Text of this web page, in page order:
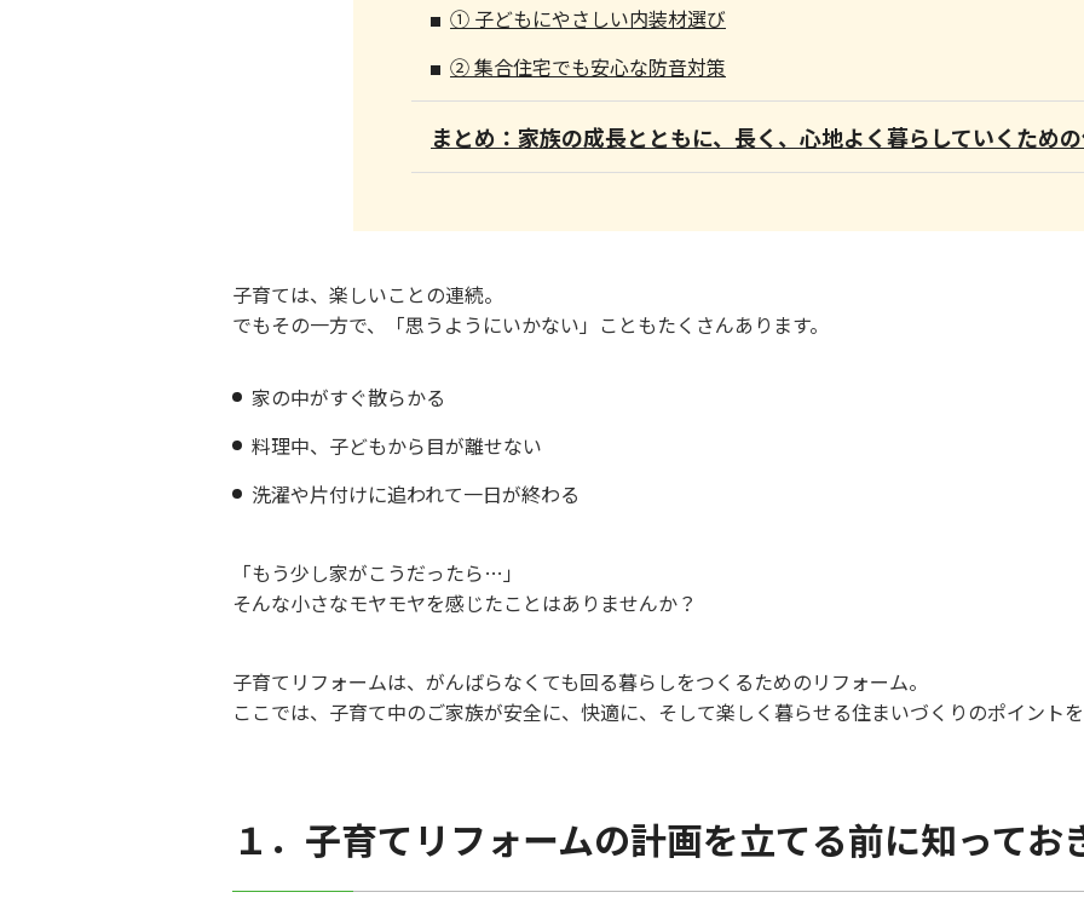
① 子どもにやさしい内装材選び
② 集合住宅でも安心な防音対策
まとめ：家族の成長とともに、長く、心地よく暮らしていくため
子育ては、楽しいことの連続。
でもその一方で、「思うようにいかない」こともたくさんあります。
家の中がすぐ散らかる
料理中、子どもから目が離せない
洗濯や片付けに追われて一日が終わる
「もう少し家がこうだったら…」
そんな小さなモヤモヤを感じたことはありませんか？
子育てリフォームは、がんばらなくても回る暮らしをつくるためのリフォーム。
ここでは、子育て中のご家族が安全に、快適に、そして楽しく暮らせる住まいづくりのポイント
１．子育てリフォームの計画を立てる前に知ってお